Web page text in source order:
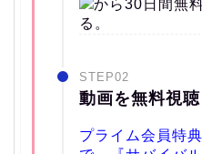
から30日間無
る。
STEP02
動画を無料視聴
プライム会員特